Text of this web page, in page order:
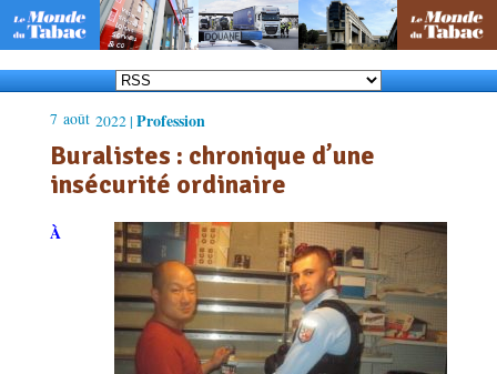
7 août 2022 | Profession
Buralistes : chronique d’une
insécurité ordinaire
À